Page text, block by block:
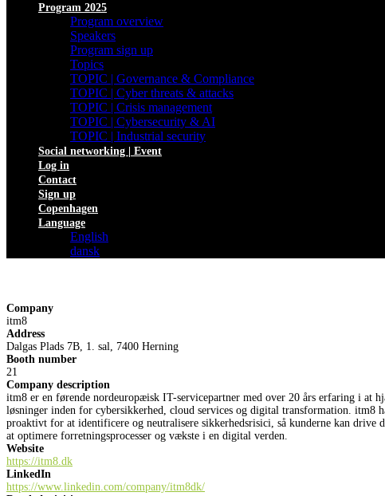
Program 2025
Program overview
Speakers
Program sign up
Topics
TOPIC | Governance & Compliance
TOPIC | Cyber threats & attacks
TOPIC | Crisis management
TOPIC | Cybersecurity & AI
TOPIC | Industrial security
Social networking | Event
Log in
Contact
Sign up
Copenhagen
Language
English
dansk
Company
itm8
Address
Dalgas Plads 7B, 1. sal, 7400 Herning
Booth number
21
Company description
itm8 er en førende nordeuropæisk IT-servicepartner med over 20 års erfaring i
løsninger inden for cybersikkerhed, cloud services og digital transformation. itm8
proaktivt for at identificere og neutralisere sikkerhedsrisici, så kunderne kan
at optimere forretningsprocesser og vækste i en digital verden.
Website
https://itm8.dk
LinkedIn
https://www.linkedin.com/company/itm8dk/